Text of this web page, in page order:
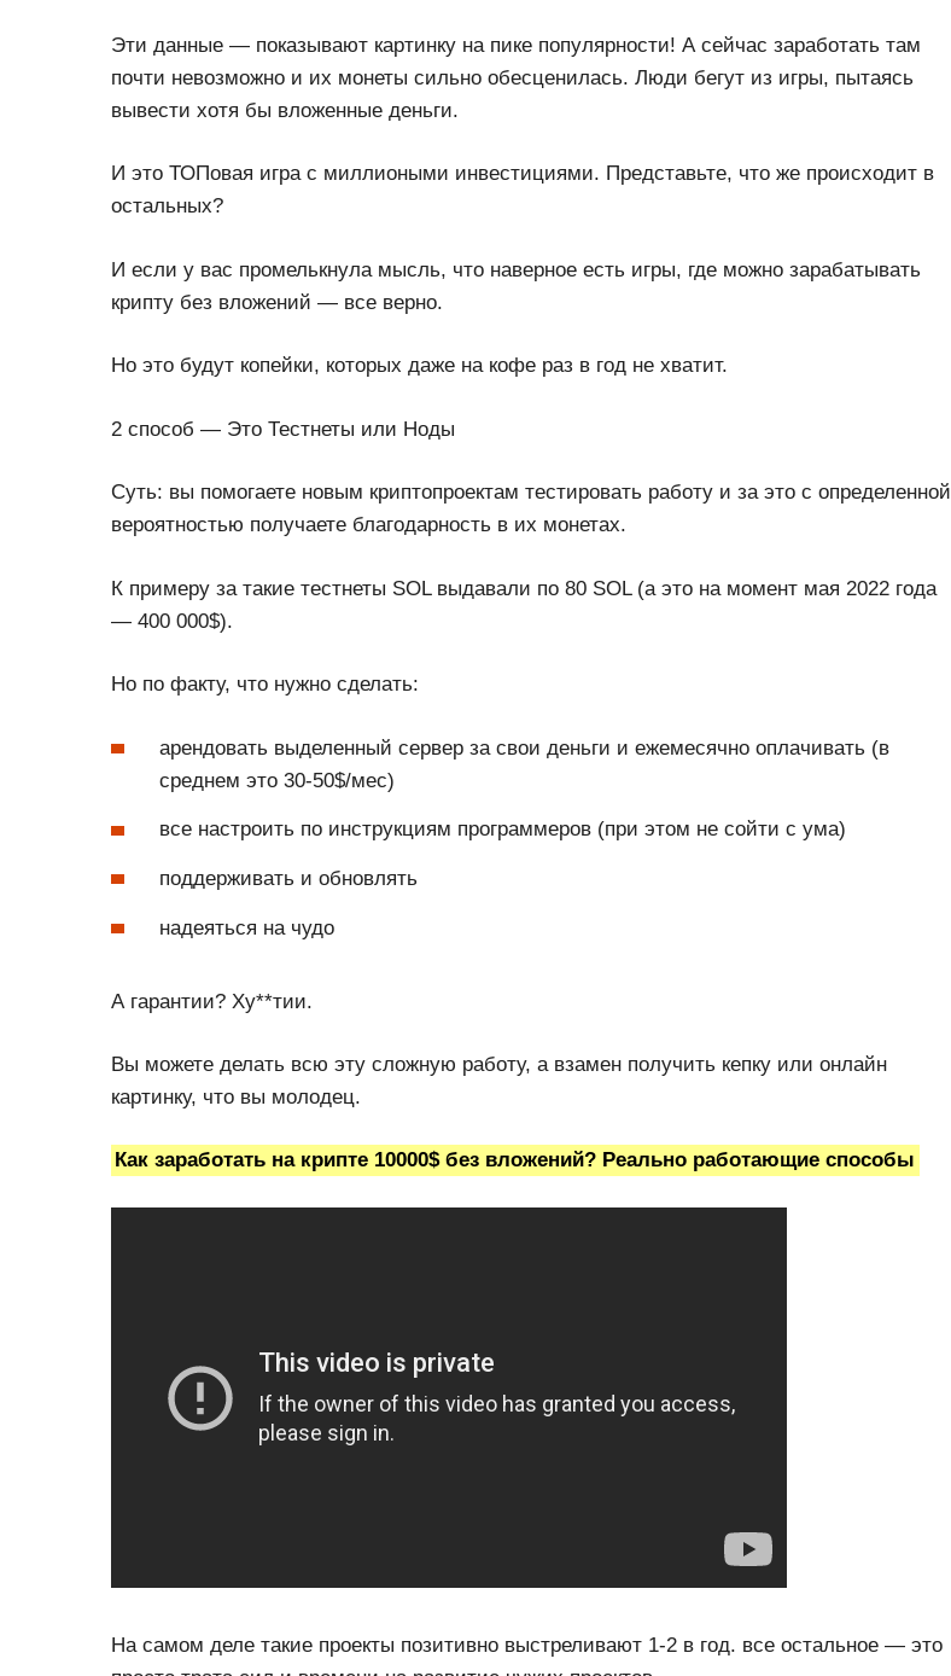
Эти данные — показывают картинку на пике популярности! А сейчас заработать там
почти невозможно и их монеты сильно обесценилась. Люди бегут из игры, пытаясь
вывести хотя бы вложенные деньги.
И это ТОПовая игра с миллиоными инвестициями. Представьте, что же происходит в
остальных?
И если у вас промелькнула мысль, что наверное есть игры, где можно зарабатывать
крипту без вложений — все верно.
Но это будут копейки, которых даже на кофе раз в год не хватит.
2 способ — Это Тестнеты или Ноды
Суть: вы помогаете новым криптопроектам тестировать работу и за это с определенной
вероятностью получаете благодарность в их монетах.
К примеру за такие тестнеты SOL выдавали по 80 SOL (а это на момент мая 2022 года
— 400 000$).
Но по факту, что нужно сделать:
арендовать выделенный сервер за свои деньги и ежемесячно оплачивать (в
среднем это 30-50$/мес)
все настроить по инструкциям программеров (при этом не сойти с ума)
поддерживать и обновлять
надеяться на чудо
А гарантии? Ху**тии.
Вы можете делать всю эту сложную работу, а взамен получить кепку или онлайн
картинку, что вы молодец.
Как заработать на крипте 10000$ без вложений? Реально работающие способы
На самом деле такие проекты позитивно выстреливают 1-2 в год. все остальное — это